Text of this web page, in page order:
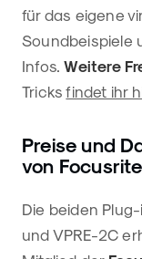
für das eigene
Soundbeispiele
Infos.Weitere
Tricksfindet ihr
Preise und
von
Die beiden
und VPRE-2C